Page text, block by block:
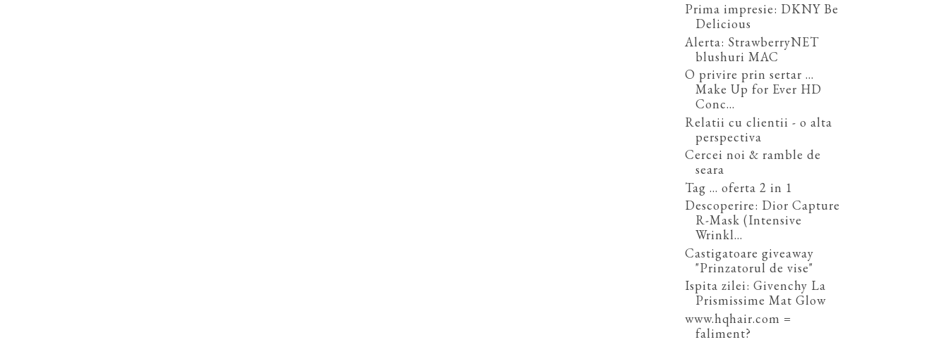
Prima impresie: DKNY Be
Delicious
Alerta: StrawberryNET
blushuri MAC
O privire prin sertar ...
Make Up for Ever HD
Conc...
Relatii cu clientii - o alta
perspectiva
Cercei noi & ramble de
seara
Tag ... oferta 2 in 1
Descoperire: Dior Capture
R-Mask (Intensive
Wrinkl...
Castigatoare giveaway
"Prinzatorul de vise"
Ispita zilei: Givenchy La
Prismissime Mat Glow
www.hqhair.com =
faliment?